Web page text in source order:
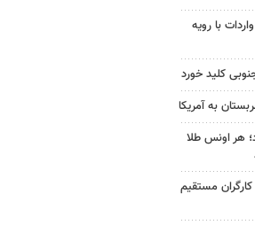
با رویه
کلید خورد
به آمریکا
امروز ۱۶ مرداد؛ هر اونس طلا
کارگران مستقیم